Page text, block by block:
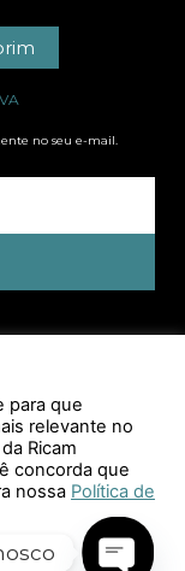
no seu e-mail.
para que
relevante no
Ricam
concorda que
nossa Política de